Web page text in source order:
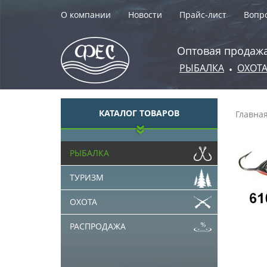
О компании Новости Прайс-лист
Оптовая
РЫБАЛКА • ОХОТА
КАТАЛОГ ТОВАРОВ
РЫБАЛКА
ТУРИЗМ
ОХОТА
РАСПРОДАЖА
Главная